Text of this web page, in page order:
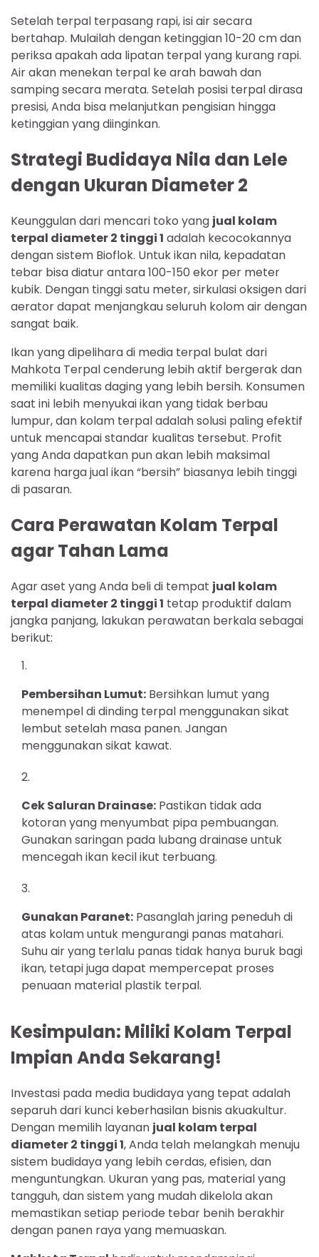
Setelah terpal terpasang rapi, isi air secara
bertahap. Mulailah dengan ketinggian 10-20 cm dan
periksa apakah ada lipatan terpal yang kurang rapi.
Air akan menekan terpal ke arah bawah dan
samping secara merata. Setelah posisi terpal dirasa
presisi, Anda bisa melanjutkan pengisian hingga
ketinggian yang diinginkan.
Strategi Budidaya Nila dan Lele
dengan Ukuran Diameter 2
Keunggulan dari mencari toko yang jual kolam
terpal diameter 2 tinggi 1 adalah kecocokannya
dengan sistem Bioflok. Untuk ikan nila, kepadatan
tebar bisa diatur antara 100-150 ekor per meter
kubik. Dengan tinggi satu meter, sirkulasi oksigen dari
aerator dapat menjangkau seluruh kolom air dengan
sangat baik.
Ikan yang dipelihara di media terpal bulat dari
Mahkota Terpal cenderung lebih aktif bergerak dan
memiliki kualitas daging yang lebih bersih. Konsumen
saat ini lebih menyukai ikan yang tidak berbau
lumpur, dan kolam terpal adalah solusi paling efektif
untuk mencapai standar kualitas tersebut. Profit
yang Anda dapatkan pun akan lebih maksimal
karena harga jual ikan “bersih” biasanya lebih tinggi
di pasaran.
Cara Perawatan Kolam Terpal
agar Tahan Lama
Agar aset yang Anda beli di tempat jual kolam
terpal diameter 2 tinggi 1 tetap produktif dalam
jangka panjang, lakukan perawatan berkala sebagai
berikut:
Pembersihan Lumut: Bersihkan lumut yang
menempel di dinding terpal menggunakan sikat
lembut setelah masa panen. Jangan
menggunakan sikat kawat.
Cek Saluran Drainase: Pastikan tidak ada
kotoran yang menyumbat pipa pembuangan.
Gunakan saringan pada lubang drainase untuk
mencegah ikan kecil ikut terbuang.
Gunakan Paranet: Pasanglah jaring peneduh di
atas kolam untuk mengurangi panas matahari.
Suhu air yang terlalu panas tidak hanya buruk bagi
ikan, tetapi juga dapat mempercepat proses
penuaan material plastik terpal.
Kesimpulan: Miliki Kolam Terpal
Impian Anda Sekarang!
Investasi pada media budidaya yang tepat adalah
separuh dari kunci keberhasilan bisnis akuakultur.
Dengan memilih layanan jual kolam terpal
diameter 2 tinggi 1, Anda telah melangkah menuju
sistem budidaya yang lebih cerdas, efisien, dan
menguntungkan. Ukuran yang pas, material yang
tangguh, dan sistem yang mudah dikelola akan
memastikan setiap periode tebar benih berakhir
dengan panen raya yang memuaskan.